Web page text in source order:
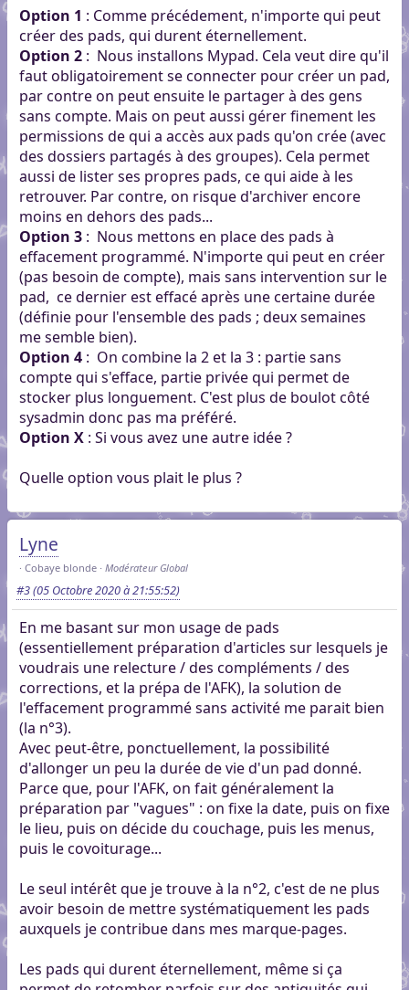
Option 1 : Comme précédement, n'importe qui peut
créer des pads, qui durent éternellement.
Option 2: Nous installons Mypad. Cela veut dire qu'il
faut obligatoirement se connecter pour créer un pad,
par contre on peut ensuite le partager à des gens
sans compte. Mais on peut aussi gérer finement les
permissions de qui a accès aux pads qu'on crée (avec
des dossiers partagés à des groupes). Cela permet
aussi de lister ses propres pads, ce qui aide à les
retrouver. Par contre, on risque d'archiver encore
moins en dehors des pads...
Option 3: Nous mettons en place des pads à
effacement programmé. N'importe qui peut en créer
(pas besoin de compte), mais sans intervention sur le
pad, ce dernier est effacé après une certaine durée
(définie pour l'ensemble des pads ; deux semaines
me semble bien).
Option 4: On combine la 2 et la 3 : partie sans
compte qui s'efface, partie privée qui permet de
stocker plus longuement. C'est plus de boulot côté
sysadmin donc pas ma préféré.
Option X: Si vous avez une autre idée ?
Quelle option vous plait le plus ?
Lyne
Cobaye blonde Modérateur Global
#3(05 Octobre 2020 à 21:55:52)
En me basant sur mon usage de pads
(essentiellement préparation d'articles sur lesquels je
voudrais une relecture / des compléments / des
corrections, et la prépa de l'AFK), la solution de
l'effacement programmé sans activité me parait bien
(la n°3).
Avec peut-être, ponctuellement, la possibilité
d'allonger un peu la durée de vie d'un pad donné.
Parce que, pour l'AFK, on fait généralement la
préparation par "vagues" : on fixe la date, puis on fixe
le lieu, puis on décide du couchage, puis les menus,
puis le covoiturage...
Le seul intérêt que je trouve à la n°2, c'est de ne plus
avoir besoin de mettre systématiquement les pads
auxquels je contribue dans mes marque-pages.
Les pads qui durent éternellement, même si ça